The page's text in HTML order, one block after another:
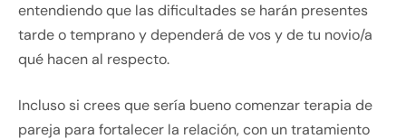
entendiendo que las dificultades se harán presentes
tarde o temprano y dependerá de vos y de tu novio/a
qué hacen al respecto.
Incluso si crees que sería bueno comenzar terapia de
pareja para fortalecer la relación, con un tratamiento